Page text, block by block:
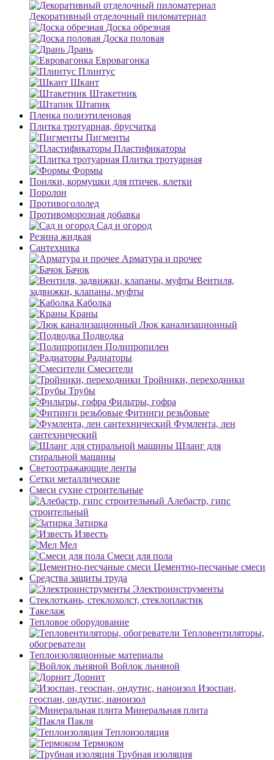
Декоративный отделочный пиломатериал
Доска обрезная
Доска половая
Дрань
Евровагонка
Плинтус
Шкант
Штакетник
Штапик
Пленка полиэтиленовая
Плитка тротуарная, брусчатка
Пигменты
Пластификаторы
Плитка тротуарная
Формы
Поилки, кормушки для птичек, клетки
Поролон
Противогололед
Противоморозная добавка
Сад и огород
Резина жидкая
Сантехника
Арматура и прочее
Бачок
Вентиля,
задвижки, клапаны, муфты
Каболка
Краны
Люк канализационный
Подводка
Полипропилен
Радиаторы
Смесители
Тройники, переходники
Трубы
Фильтры, гофра
Фитинги резьбовые
Фумлента, лен
сантехнический
Шланг для
стиральной машины
Светоотражающие ленты
Сетки металлические
Смеси сухие строительные
Алебастр, гипс
строительный
Затирка
Известь
Мел
Смеси для пола
Цементно-песчаные смеси
Средства защиты труда
Электроинструменты
Стеклоткань, стеклохолст, стеклопластик
Такелаж
Тепловое оборудование
Тепловентиляторы,
обогреватели
Теплоизоляционные материалы
Войлок льняной
Дорнит
Изоспан,
геоспан, ондутис, наноизол
Минеральная плита
Пакля
Теплоизоляция
Термоком
Трубная изоляция